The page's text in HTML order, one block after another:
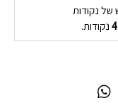
של נקודות
נקודות.